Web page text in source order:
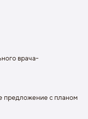
врача-
предложение с планом